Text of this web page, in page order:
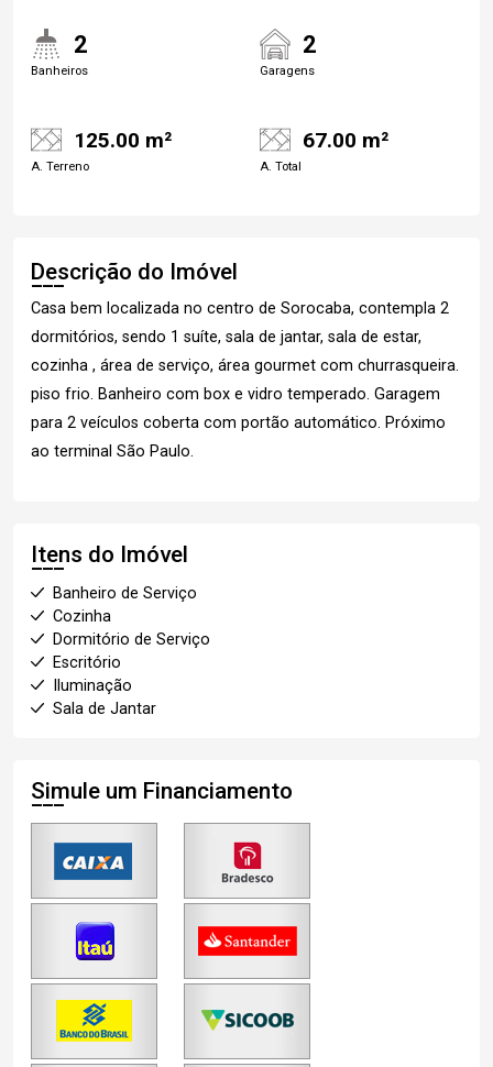
2
Banheiros
2
Garagens
125.00 m²
A. Terreno
67.00 m²
A. Total
Descrição do Imóvel
Casa bem localizada no centro de Sorocaba, contempla 2
dormitórios, sendo 1 suíte, sala de jantar, sala de estar,
cozinha , área de serviço, área gourmet com churrasqueira.
piso frio. Banheiro com box e vidro temperado. Garagem
para 2 veículos coberta com portão automático. Próximo
ao terminal São Paulo.
Itens do Imóvel
Banheiro de Serviço
Cozinha
Dormitório de Serviço
Escritório
Iluminação
Sala de Jantar
Simule um Financiamento